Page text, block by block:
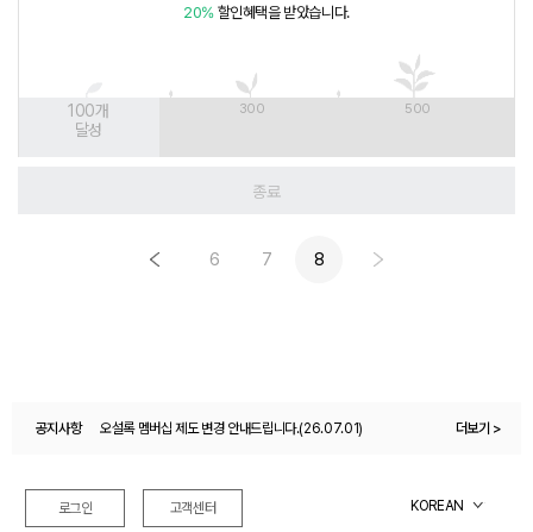
20%할인혜택을 받았습니다.
100개
달성
300 500
종료
6 7 8
공지사항
오설록 멤버십 제도 변경 안내드립니다.(26.07.01)
더보기 >
로그인 고객센터 KOREAN